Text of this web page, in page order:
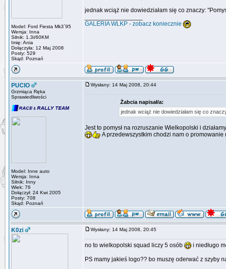
Model: Ford Fiesta Mk3`95
Wersja: Inna
Silnik: 1.3i/60KM
Imię: Ania
Dołączyła: 12 Maj 2008
Posty: 529
Skąd: Poznań
jednak wciąż nie dowiedziałam się co znaczy:
GALERIA WLKP - zobacz koniecznie
PUCIO
Grzmiąca Ręka
Sprawiedliwości
Model: Inne auto
Wersja: Inna
Silnik: Inny
Wiek: 76
Dołączył: 24 Kwi 2005
Posty: 708
Skąd: Poznań
Wysłany: 14 Maj 2008, 20:44
Żabcia napisał/a:
jednak wciąż nie dowiedziałam się co
Jest to pomysł na rozruszanie Wielkopolski i
A przedewszystkim chodzi nam o
K0zi Wysłany: 14 Maj 2008, 20:45
no to wielkopolski squad liczy 5 osób i niedługo
PS mamy jakieś logo?? bo muszę oderwać z szyby